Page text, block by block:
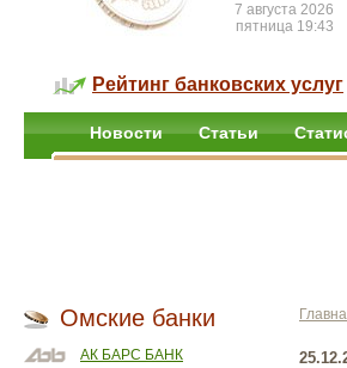
7 августа 2026
пятница 19:43
Рейтинг банковских услуг
Новости Статьи
Омские банки
АК БАРС БАНК